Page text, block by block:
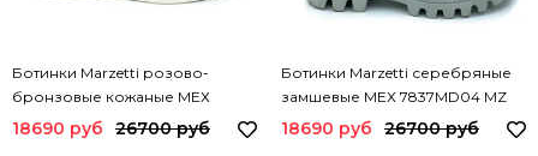
Ботинки Marzetti розово-
бронзовые кожаные МЕХ
7853MD03 MZ
18690 руб 26700 руб
Ботинки Marzetti серебряные
замшевые МЕХ 7837MD04 MZ
18690 руб 26700 руб